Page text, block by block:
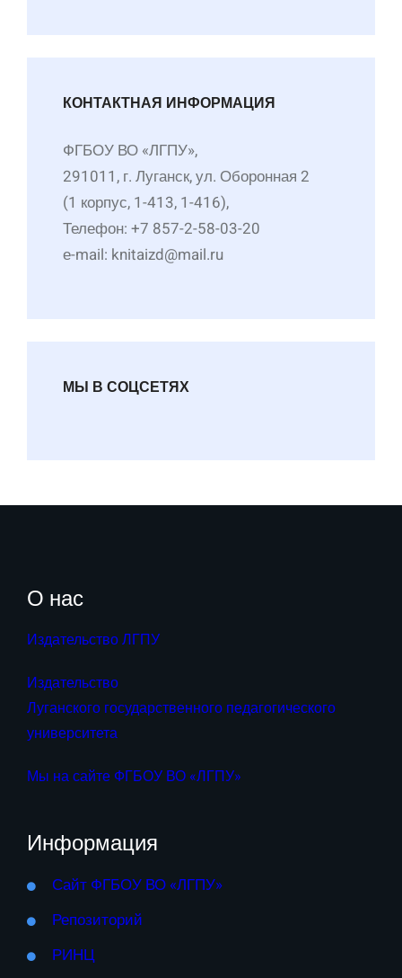
КОНТАКТНАЯ ИНФОРМАЦИЯ
ФГБОУ ВО «ЛГПУ»,
291011, г. Луганск, ул. Оборонная 2
(1 корпус, 1-413, 1-416),
Телефон: +7 857-2-58-03-20
е-mail: knitaizd@mail.ru
МЫ В СОЦСЕТЯХ
О нас
Издательство ЛГПУ
Издательство
Луганского государственного педагогического
университета
Мы на сайте ФГБОУ ВО «ЛГПУ»
Информация
Сайт ФГБОУ ВО «ЛГПУ»
Репозиторий
РИНЦ